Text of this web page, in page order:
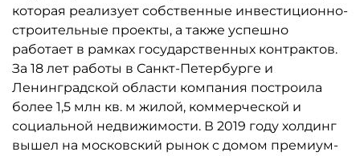
которая реализует собственные инвестиционно-
строительные проекты, а также успешно
работает в рамках государственных контрактов.
За 18 лет работы в Санкт-Петербурге и
Ленинградской области компания построила
более 1,5 млн кв. м жилой, коммерческой и
социальной недвижимости. В 2019 году холдинг
вышел на московский рынок с домом премиум-